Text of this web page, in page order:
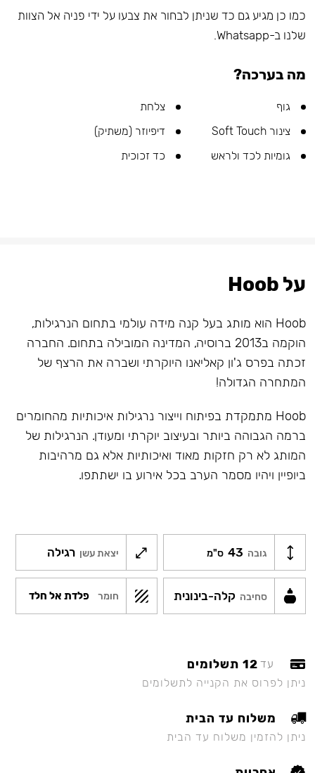
כמו כן מגיע גם כד שניתן לבחור את צבעו על ידי פניה אל הצוות
שלנו ב-Whatsapp.
מה בערכה?
גוף
צלחת
צינור Soft Touch
דיפיוזר (משתיק)
גומיות לכד ולראש
כד זכוכית
על Hoob
Hoob הוא מותג בעל קנה מידה עולמי בתחום הנרגילות,
הוקמה ב2013 ברוסיה, המדינה המובילה בתחום. החברה
זכתה בפרס ג'ון קאליאנו היוקרתי ושברה את הרצף של
המתחרה הגדולה!
Hoob מתמקדת בפיתוח וייצור נרגילות איכותיות מהחומרים
ברמה הגבוהה ביותר ובעיצוב יוקרתי ומעודן. הנרגילות של
המותג לא רק חזקות מאוד ואיכותיות אלא גם מרהיבות
ביופיין ויהיו מסמר הערב בכל אירוע בו ישתתפו.
גובה 43 ס"מ יצאת עשן רגילה
סחיבה קלה-בינונית חומר פלדת אל חלד
עד 12 תשלומים
ניתן לפרוס את הקנייה לתשלומים
משלוח עד הבית
ניתן להזמין משלוח עד הבית